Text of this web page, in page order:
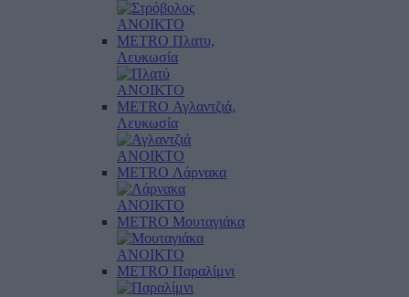
ΑΝΟΙΚΤΟ
METRO Πλατυ,
Λευκωσία
ΑΝΟΙΚΤΟ
METRO Αγλαντζιά,
Λευκωσία
ΑΝΟΙΚΤΟ
METRO Λάρνακα
ΑΝΟΙΚΤΟ
METRO Μουταγιάκα
ΑΝΟΙΚΤΟ
METRO Παραλίμνι